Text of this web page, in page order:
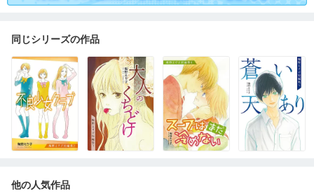
同じシリーズの作品
他の人気作品